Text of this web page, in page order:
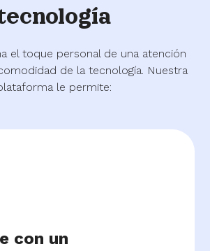
el toque personal de una atención
de la tecnología. Nuestra
le permite:
con un